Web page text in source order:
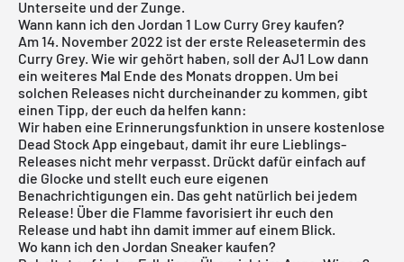
Unterseite und der Zunge.
Wann kann ich den Jordan 1 Low Curry Grey kaufen?
Am 14. November 2022 ist der erste Releasetermin des
Curry Grey. Wie wir gehört haben, soll der AJ1 Low dann
ein weiteres Mal Ende des Monats droppen. Um bei
solchen Releases nicht durcheinander zu kommen, gibt
einen Tipp, der euch da helfen kann:
Wir haben eine Erinnerungsfunktion in unsere kostenlose
Dead Stock App eingebaut, damit ihr eure Lieblings-
Releases nicht mehr verpasst. Drückt dafür einfach auf
die Glocke und stellt euch eure eigenen
Benachrichtigungen ein. Das geht natürlich bei jedem
Release! Über die Flamme favorisiert ihr euch den
Release und habt ihn damit immer auf einem Blick.
Wo kann ich den Jordan Sneaker kaufen?